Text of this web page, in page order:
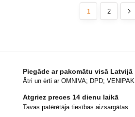
1 2
Piegāde ar pakomātu visā Latvijā
Ātri un ērti ar OMNIVA; DPD; VENIPAK
Atgriez preces 14 dienu laikā
Tavas patērētāja tiesības aizsargātas